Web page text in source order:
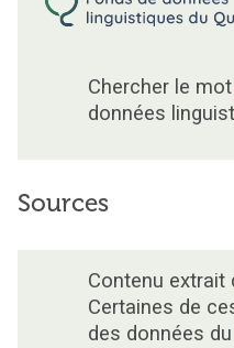
Chercher le mot
données
Sources
Contenu extrait
Certaines de
des données du